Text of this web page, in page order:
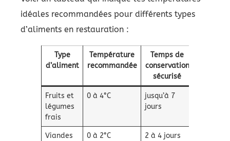
idéales recommandées pour différents types
d’aliments en restauration :
Type
d’aliment
Température
recommandée
Temps de
conservation
sécurisé
Fruits et
légumes
frais
0 à 4°C
jusqu’à 7
jours
Viandes
0 à 2°C 2 à 4 jours